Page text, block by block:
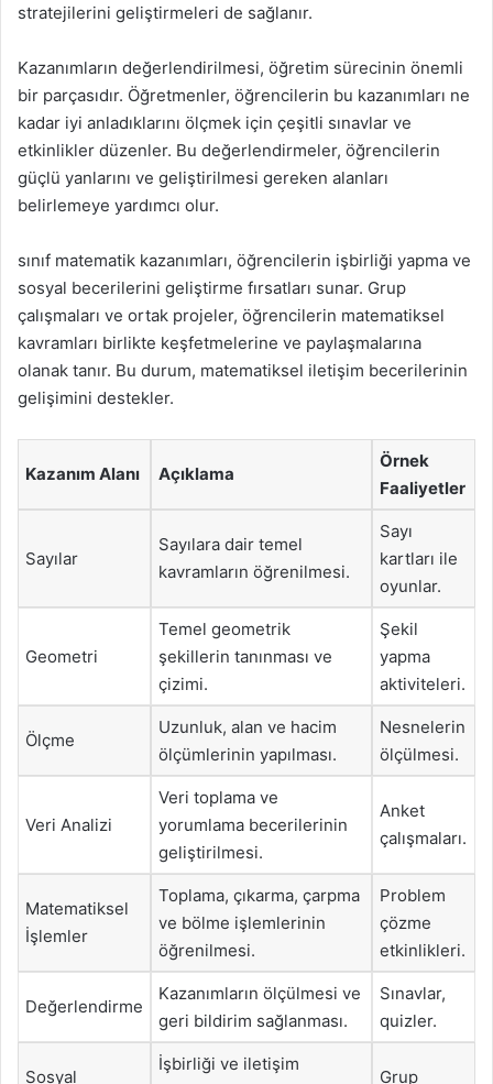
stratejilerini geliştirmeleri de sağlanır.
Kazanımların değerlendirilmesi, öğretim sürecinin önemli
bir parçasıdır. Öğretmenler, öğrencilerin bu kazanımları ne
kadar iyi anladıklarını ölçmek için çeşitli sınavlar ve
etkinlikler düzenler. Bu değerlendirmeler, öğrencilerin
güçlü yanlarını ve geliştirilmesi gereken alanları
belirlemeye yardımcı olur.
sınıf matematik kazanımları, öğrencilerin işbirliği yapma ve
sosyal becerilerini geliştirme fırsatları sunar. Grup
çalışmaları ve ortak projeler, öğrencilerin matematiksel
kavramları birlikte keşfetmelerine ve paylaşmalarına
olanak tanır. Bu durum, matematiksel iletişim becerilerinin
gelişimini destekler.
Kazanım Alanı Açıklama
Örnek
Faaliyetler
Sayılar
Sayılara dair temel
kavramların öğrenilmesi.
Sayı
kartları ile
oyunlar.
Geometri
Temel geometrik
şekillerin tanınması ve
çizimi.
Şekil
yapma
aktiviteleri.
Ölçme
Uzunluk, alan ve hacim
ölçümlerinin yapılması.
Nesnelerin
ölçülmesi.
Veri Analizi
Veri toplama ve
yorumlama becerilerinin
geliştirilmesi.
Anket
çalışmaları.
Matematiksel
İşlemler
Toplama, çıkarma, çarpma
ve bölme işlemlerinin
öğrenilmesi.
Problem
çözme
etkinlikleri.
Değerlendirme
Kazanımların ölçülmesi ve
geri bildirim sağlanması.
Sınavlar,
quizler.
Sosyal
İşbirliği ve iletişim
Grup